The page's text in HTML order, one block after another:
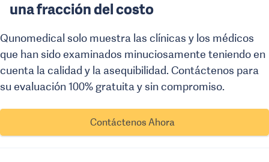
una fracción del costo
Qunomedical solo muestra las clínicas y los médicos
que han sido examinados minuciosamente teniendo en
cuenta la calidad y la asequibilidad. Contáctenos para
su evaluación 100% gratuita y sin compromiso.
Contáctenos Ahora